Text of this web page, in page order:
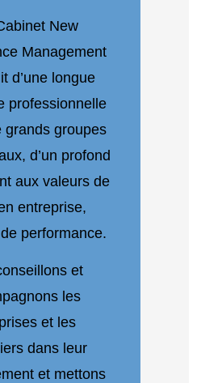
New
Management
d’une longue
professionnelle
grands groupes
d’un profond
aux valeurs de
entreprise,
performance.
et
les
et les
dans leur
et mettons